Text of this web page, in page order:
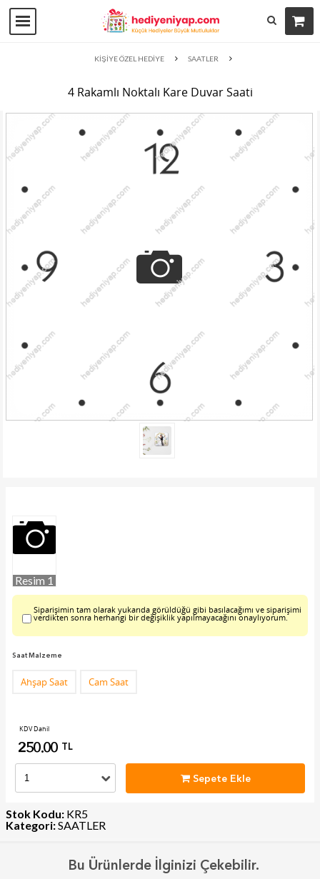
KİŞİYE ÖZEL HEDİYE SAATLER
4 Rakamlı Noktalı Kare Duvar Saati
Resim 1
Siparişimin tam olarak yukarıda görüldüğü gibi basılacağımı ve siparişimi
verdikten sonra herhangi bir değişiklik yapılmayacağını onaylıyorum.
Saat Malzeme
Ahşap Saat Cam Saat
KDV Dahil
250.00 TL
Sepete Ekle
Stok Kodu: KR5
Kategori:SAATLER
Bu Ürünlerde İlginizi Çekebilir.